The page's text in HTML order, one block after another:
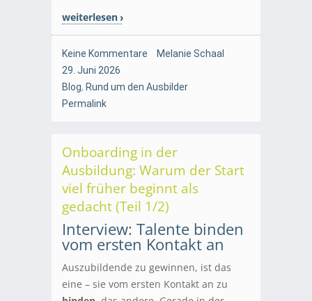
weiterlesen
Keine Kommentare
Melanie Schaal
29. Juni 2026
Blog, Rund um den Ausbilder
Permalink
Onboarding in der
Ausbildung: Warum der Start
viel früher beginnt als
gedacht (Teil 1/2)
Interview: Talente binden
vom ersten Kontakt an
Auszubildende zu gewinnen, ist das
eine – sie vom ersten Kontakt an zu